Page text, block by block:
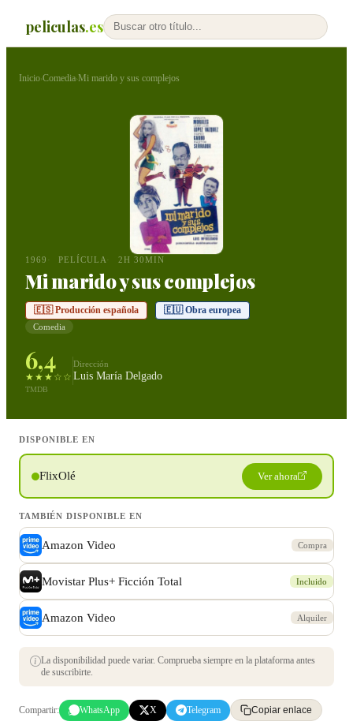
peliculas.es
Inicio›Comedia›Mi marido y sus complejos
1969 PELÍCULA 2H 30MIN
Mi marido y sus complejos
🇪🇸 Producción española 🇪🇺 Obra europea
Comedia
6,4
★★★☆☆
TMDB
Dirección
Luis María Delgado
DISPONIBLE EN
FlixOlé Ver ahora
TAMBIÉN DISPONIBLE EN
Amazon Video Compra
Movistar Plus+ Ficción Total Incluido
Amazon Video Alquiler
La disponibilidad puede variar. Comprueba siempre en la plataforma antes
de suscribirte.
Compartir: WhatsApp X Telegram Copiar enlace